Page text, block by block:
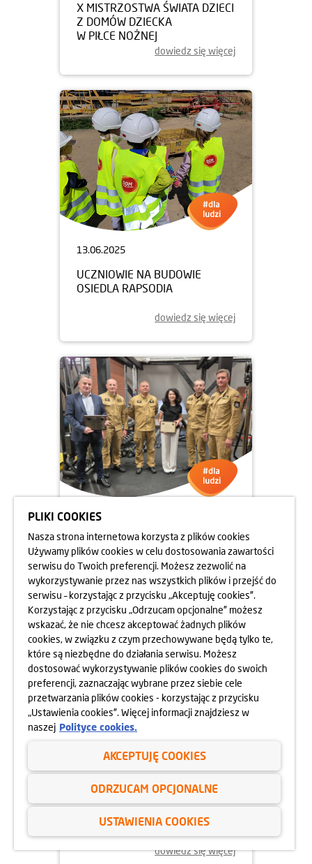
X MISTRZOSTWA ŚWIATA DZIECI
Z DOMÓW DZIECKA
W PIŁCE NOŻNEJ
dowiedz się więcej
13.06.2025
UCZNIOWIE NA BUDOWIE
OSIEDLA RAPSODIA
dowiedz się więcej
05.06.2025
DBAMY O FORMĘ STRAŻAKÓW
dowiedz się więcej
02.06.2025
ODYSEJA UMYSŁU 2025
dowiedz się więcej
PLIKI COOKIES
Nasza strona internetowa korzysta z plików cookies
Używamy plików cookies w celu dostosowania zawartości
serwisu do Twoich preferencji. Możesz zezwolić na
wykorzystywanie przez nas wszystkich plików i przejść do
serwisu – korzystając z przycisku „Akceptuję cookies”.
Korzystając z przycisku „Odrzucam opcjonalne” możesz
wskazać, że nie chcesz akceptować żadnych plików
cookies, w związku z czym przechowywane będą tylko te,
które są niezbędne do działania serwisu. Możesz
dostosować wykorzystywanie plików cookies do swoich
preferencji, zaznaczając wybrane przez siebie cele
przetwarzania plików cookies - korzystając z przycisku
„Ustawienia cookies”. Więcej informacji znajdziesz w
naszej Polityce cookies.
AKCEPTUJĘ COOKIES
ODRZUCAM OPCJONALNE
USTAWIENIA COOKIES